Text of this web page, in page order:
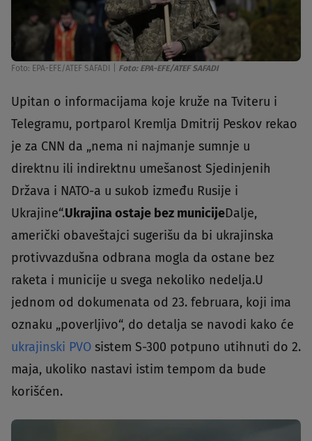
Foto: EPA-EFE/ATEF SAFADI Foto: EPA-EFE/ATEF SAFADI
Upitan o informacijama koje kruže na Tviteru i
Telegramu, portparol Kremlja Dmitrij Peskov rekao
je za CNN da „nema ni najmanje sumnje u
direktnu ili indirektnu umešanost Sjedinjenih
Država i NATO-a u sukob između Rusije i
Ukrajine“.Ukrajina ostaje bez municijeDalje,
američki obaveštajci sugerišu da bi ukrajinska
protivvazdušna odbrana mogla da ostane bez
raketa i municije u svega nekoliko nedelja.U
jednom od dokumenata od 23. februara, koji ima
oznaku „poverljivo“, do detalja se navodi kako će
ukrajinski PVO sistem S-300 potpuno utihnuti do 2.
maja, ukoliko nastavi istim tempom da bude
korišćen.